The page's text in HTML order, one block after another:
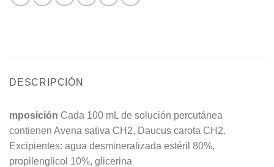
DESCRIPCIÓN
mposición Cada 100 mL de solución percutánea
contienen Avena sativa CH2, Daucus carota CH2.
Excipientes: agua desmineralizada estéril 80%,
propilenglicol 10%, glicerina